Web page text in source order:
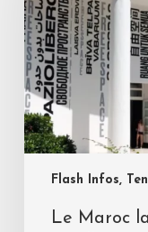
Flash Infos,
Le Maroc